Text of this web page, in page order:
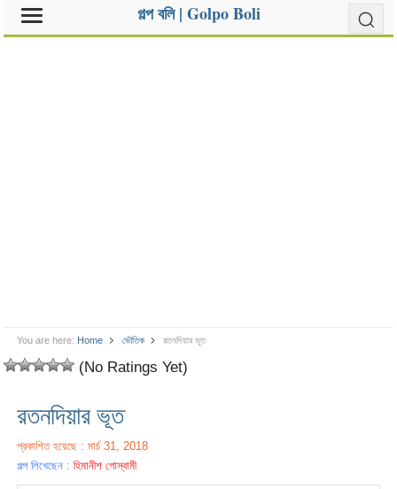
গল্প বলি | Golpo Boli
You are here: Home ভৌতিক রতনদিয়ার ভূত
(No Ratings Yet)
রতনদিয়ার ভূত
প্রকাশিত হয়েছে : মার্চ 31, 2018
গল্প লিখেছেন :হিমানীশ গোস্বামী